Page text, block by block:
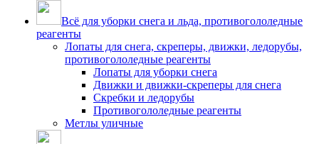
Всё для уборки снега и льда, противогололедные
реагенты
Лопаты для снега, скреперы, движки, ледорубы,
противогололедные реагенты
Лопаты для уборки снега
Движки и движки-скреперы для снега
Скребки и ледорубы
Противогололедные реагенты
Метлы уличные